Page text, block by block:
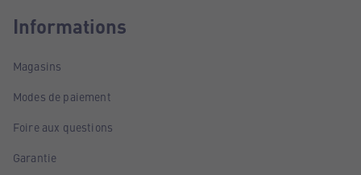
Informations
Magasins
Modes de paiement
Foire aux questions
Garantie